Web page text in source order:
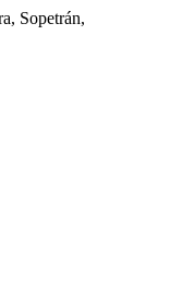
Sopetrán,